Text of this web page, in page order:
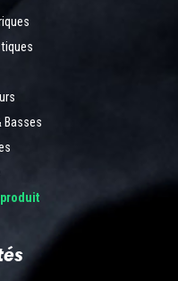
Basses